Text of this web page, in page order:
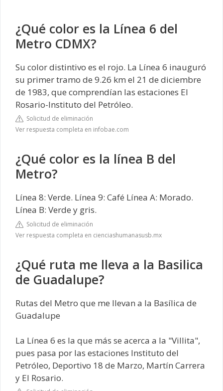
¿Qué color es la Línea 6 del
Metro CDMX?
Su color distintivo es el rojo. La Línea 6 inauguró
su primer tramo de 9.26 km el 21 de diciembre
de 1983, que comprendían las estaciones El
Rosario-Instituto del Petróleo.
Solicitud de eliminación
Ver respuesta completa en infobae.com
¿Qué color es la línea B del
Metro?
Línea 8: Verde. Línea 9: Café Línea A: Morado.
Línea B: Verde y gris.
Solicitud de eliminación
Ver respuesta completa en cienciashumanasusb.mx
¿Qué ruta me lleva a la Basilica
de Guadalupe?
Rutas del Metro que me llevan a la Basílica de
Guadalupe
La Línea 6 es la que más se acerca a la "Villita",
pues pasa por las estaciones Instituto del
Petróleo, Deportivo 18 de Marzo, Martín Carrera
y El Rosario.